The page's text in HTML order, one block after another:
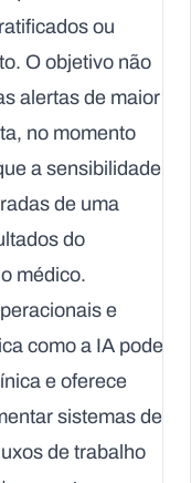
ou
O objetivo não
alertas de maior
no momento
a sensibilidade
de uma
do
médico.
e
como a IA pode
e oferece
sistemas de
de trabalho